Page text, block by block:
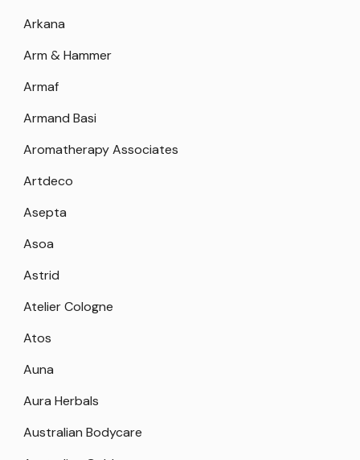
Arkana
Arm & Hammer
Armaf
Armand Basi
Aromatherapy Associates
Artdeco
Asepta
Asoa
Astrid
Atelier Cologne
Atos
Auna
Aura Herbals
Australian Bodycare